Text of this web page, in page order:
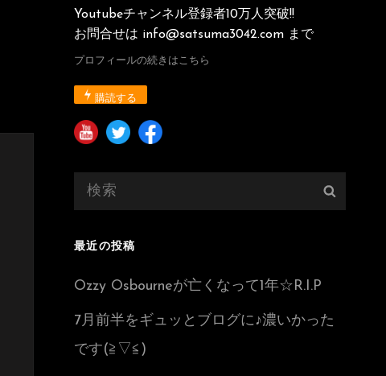
Youtubeチャンネル登録者10万人突破!!
お問合せは info@satsuma3042.com まで
プロフィールの続きはこちら
購読する
索
最近の投稿
Ozzy Osbourneが亡くなって1年☆R.I.P
7月前半をギュッとブログに♪濃いかった
です(≧▽≦)